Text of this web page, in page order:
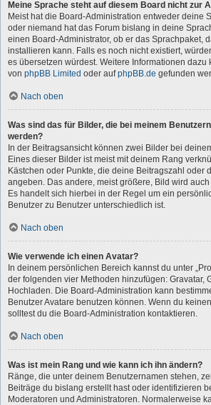
Meine Sprache steht auf diesem Board nicht zur
Meist hat die Board-Administration entweder deine
oder niemand hat das Forum bislang in deine
einen Board-Administrator, ob er das Sprachpaket,
installieren kann. Falls es noch nicht existiert,
es übersetzen würdest. Weitere Informationen dazu
von phpBB Limited oder aufphpBB.de gefunden
Nach oben
Was sind das für Bilder, die bei meinem
werden?
In der Beitragsansicht können zwei Bilder bei
Eines dieser Bilder ist meist mit deinem Rang
Kästchen oder Punkte, die deine Beitragszahl oder
angeben. Das andere, meist größere, Bild wird auch
Es handelt sich hierbei in der Regel um ein
Benutzer zu Benutzer unterschiedlich ist.
Nach oben
Wie verwende ich einen Avatar?
In deinem persönlichen Bereich kannst du unter
der folgenden vier Methoden hinzufügen: Gravatar,
Hochladen. Die Board-Administration kann
Benutzer Avatare benutzen können. Wenn du
solltest du die Board-Administration kontaktieren.
Nach oben
Was ist mein Rang und wie kann ich ihn ändern?
Ränge, die unter deinem Benutzernamen stehen,
Beiträge du bislang erstellt hast oder identifizieren
Moderatoren und Administratoren. Normalerweise